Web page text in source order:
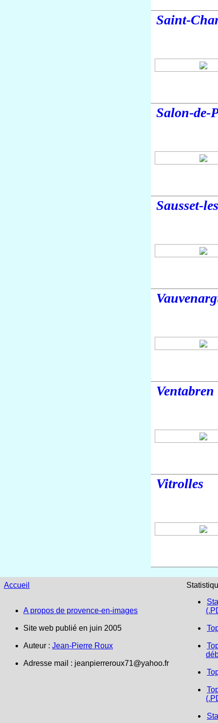
Saint-
Salon-de-
Sausset-
Ventabren
Vitrolles
Accueil
A propos de provence-en-images
Site web publié en juin 2005
Auteur : Jean-Pierre Roux
Adresse mail : jeanpierreroux71@yahoo.fr